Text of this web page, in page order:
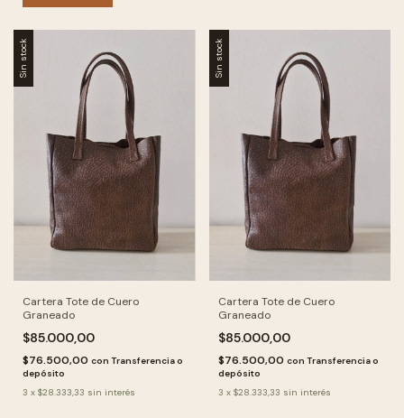
Sin stock
Cartera Tote de Cuero
Graneado
$85.000,00
$76.500,00 con Transferencia o
depósito
3 x $28.333,33 sin interés
Sin stock
Cartera Tote de Cuero
Graneado
$85.000,00
$76.500,00 con Transferencia o
depósito
3 x $28.333,33 sin interés